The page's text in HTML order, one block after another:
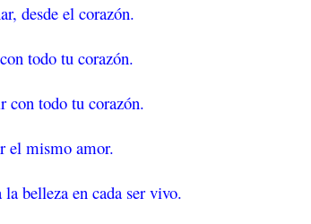
desde el corazón.
todo tu corazón.
con todo tu corazón.
el mismo amor.
belleza en cada ser vivo.